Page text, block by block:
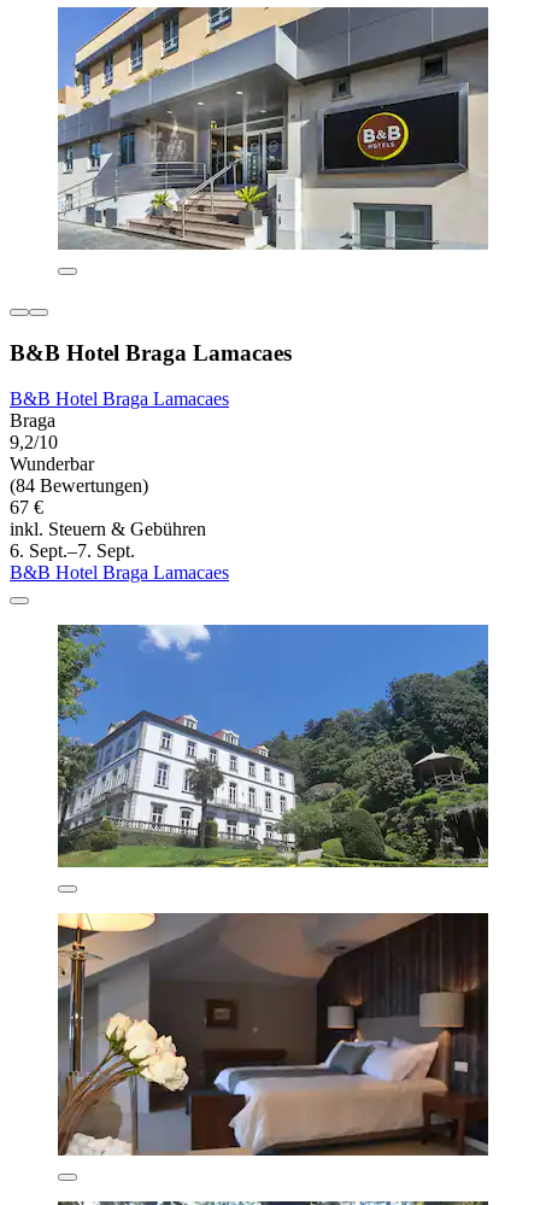
B&B Hotel Braga Lamacaes
B&B Hotel Braga Lamacaes
Braga
9,2/10
Wunderbar
(84 Bewertungen)
67 €
inkl. Steuern & Gebühren
6. Sept.–7. Sept.
B&B Hotel Braga Lamacaes